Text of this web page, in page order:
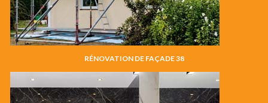
RÉNOVATION DE FAÇADE 38